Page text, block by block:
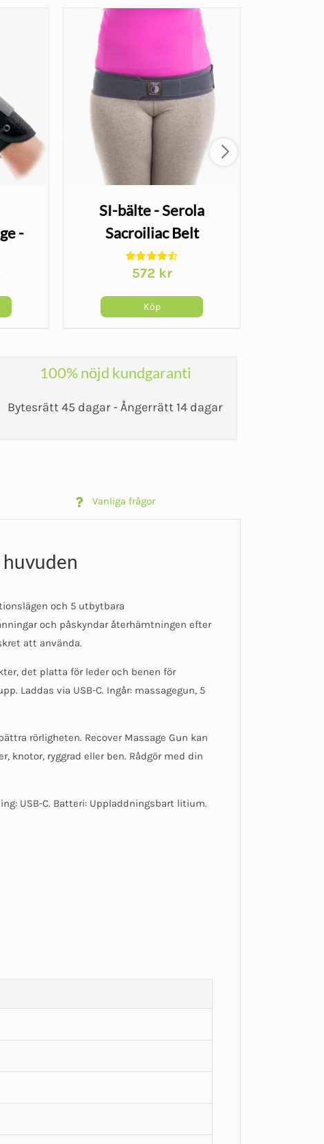
-
SI-bälte - Serola
Sacroiliac Belt
572 kr
Köp
100% nöjd kundgaranti
Bytesrätt 45 dagar - Ångerrätt 14 dagar
Vanliga frågor
huvuden
och 5 utbytbara
och påskyndar återhämtningen efter
att använda.
det platta för leder och benen för
Laddas via USB-C. Ingår: massagegun, 5
rörligheten. Recover Massage Gun kan
ryggrad eller ben. Rådgör med din
USB-C. Batteri: Uppladdningsbart litium.